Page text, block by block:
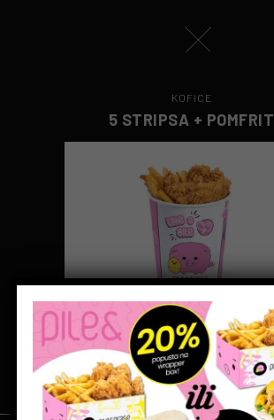
KOFICE
5 STRIPSA + POMFRIT
590 rsd